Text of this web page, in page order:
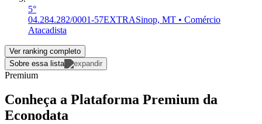
5°
04.284.282/0001-57EXTRASinop, MT • Comércio
Atacadista
Ver ranking completo
Sobre essa lista
Premium
Conheça a Plataforma Premium da
Econodata